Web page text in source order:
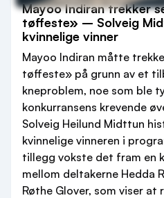
Mayoo Indiran trekker
tøffeste» – Solveig
kvinnelige vinner
Mayoo Indiran måtte
tøffeste» på grunn av et
kneproblem, noe som ble
konkurransens krevende
Solveig Heilund Midttun
kvinnelige vinneren i
tillegg vokste det fram en
mellom deltakerne Hedda
Røthe Glover, som viser at